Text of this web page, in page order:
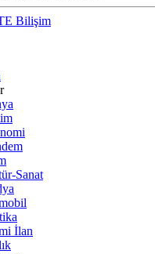
Bilişim
Sanat
İlan